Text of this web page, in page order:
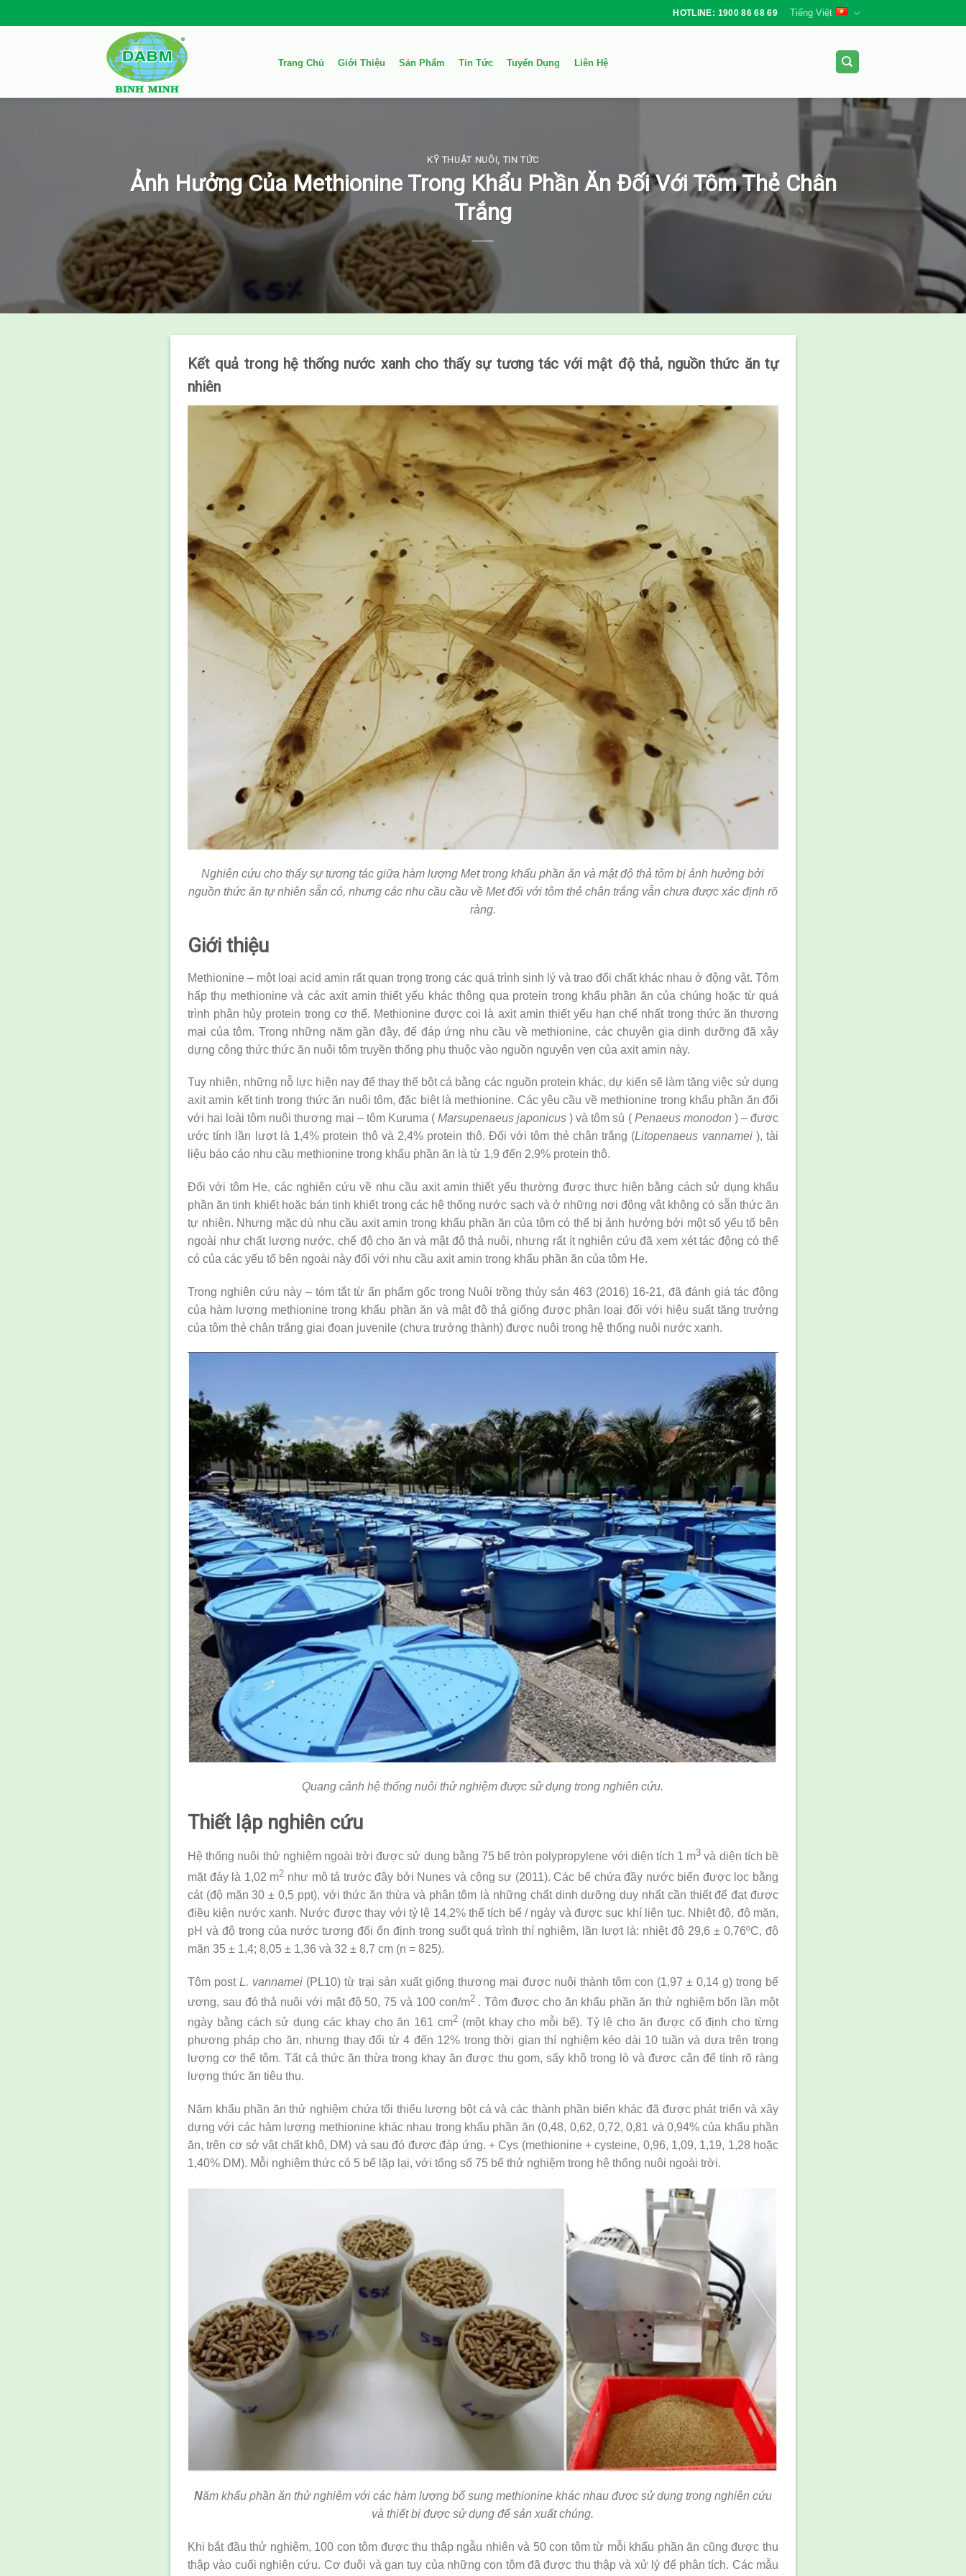
to
HOTLINE: 1900 86 68 69 Tiếng Việt
Trang Chủ Giới Thiệu Sản Phẩm Tin Tức Tuyển Dụng Liên Hệ
KỸ THUẬT NUÔI, TIN TỨC
Ảnh Hưởng Của Methionine Trong Khẩu Phần Ăn Đối Với Tôm Thẻ Chân
Trắng
Kết quả trong hệ thống nước xanh cho thấy sự tương tác với mật độ thả, nguồn thức ăn tự
nhiên
Nghiên cứu cho thấysự tương tác giữa hàm lượng Met trong khẩu phần ăn và mật độ thả tôm bị ảnh hưởng bởi
nguồn thức ăn tự nhiên sẵn có, nhưng cácnhu cầucầu về Met đối với tôm thẻ chân trắng vẫn chưa được xác định rõ
ràng.
Giới thiệu
Methionine – một loại acid amin rất quan trọng trong các quá trình sinh lý và trao đổi chất khác nhau ở động vật. Tôm
hấp thụ methionine và các axit amin thiết yếu khác thông qua protein trong khẩu phần ăn của chúng hoặc từ quá
trình phân hủy protein trong cơ thể. Methionine được coi là axit amin thiết yếu hạn chế nhất trong thức ăn thương
mại của tôm. Trong những năm gần đây, để đáp ứng nhu cầu về methionine, các chuyên gia dinh dưỡng đã xây
dựng công thức thức ăn nuôi tôm truyền thống phụ thuộc vào nguồn nguyên vẹn của axit amin này.
Tuy nhiên, những nỗ lực hiện nay để thay thế bột cá bằng các nguồn protein khác, dự kiến ​​sẽ làm tăng việc sử dụng
axit amin kết tinh trong thức ăn nuôi tôm, đặc biệt là methionine. Các yêu cầu về methionine trong khẩu phần ăn đối
với hai loài tôm nuôi thương mại – tôm Kuruma ( Marsupenaeus japonicus ) và tôm sú ( Penaeus monodon ) – được
ước tính lần lượt là 1,4% protein thô và 2,4% protein thô. Đối với tôm thẻ chân trắng (Litopenaeus vannamei), tài
liệu báo cáo nhu cầu methionine trong khẩu phần ăn là từ 1,9 đến 2,9% protein thô.
Đối với tôm He, các nghiên cứu về nhu cầu axit amin thiết yếu thường được thực hiện bằng cách sử dụng khẩu
phần ăn tinh khiết hoặc bán tinh khiết trong các hệ thống nước sạch và ở những nơi động vật không có sẵn thức ăn
tự nhiên. Nhưng mặc dù nhu cầu axit amin trong khẩu phần ăn của tôm có thể bị ảnh hưởng bởi một số yếu tố bên
ngoài như chất lượng nước, chế độ cho ăn và mật độ thả nuôi, nhưng rất ít nghiên cứu đã xem xét tác động có thể
có của các yếu tố bên ngoài này đối với nhu cầu axit amin trong khẩu phần ăn của tôm He.
Trong nghiên cứu này – tóm tắt từ ấn phẩm gốc trong Nuôi trồng thủy sản 463 (2016) 16-21, đã đánh giá tác động
của hàm lượng methionine trong khẩu phần ăn và mật độ thả giống được phân loại đối với hiệu suất tăng trưởng
của tôm thẻ chân trắng giai đoạn juvenile (chưa trưởng thành) được nuôi trong hệ thống nuôi nước xanh.
Quang cảnh hệ thống nuôi thử nghiệm được sử dụng trong nghiên cứu.
Thiếtlập nghiên cứu
Hệ thống nuôi thử nghiệm ngoài trời được sử dụng bằng 75 bể tròn polypropylene với diện tích 1 m3 và diện tích bề
mặt đáy là 1,02 m2 như mô tả trước đây bởi Nunes và cộng sự (2011). Các bể chứa đầy nước biển được lọc bằng
cát (độ mặn 30 ± 0,5 ppt), với thức ăn thừa và phân tôm là những chất dinh dưỡng duy nhất cần thiết để đạt được
điều kiện nước xanh. Nước được thay với tỷ lệ 14,2% thể tích bể / ngày và được sục khí liên tục. Nhiệt độ, độ mặn,
pH và độ trong của nước tương đối ổn định trong suốt quá trình thí nghiệm, lần lượt là: nhiệt độ 29,6 ± 0,76ºC, độ
mặn 35 ± 1,4; 8,05 ± 1,36 và 32 ± 8,7 cm (n = 825).
Tôm postL. vannamei (PL10) từ trại sản xuất giống thương mại được nuôi thành tôm con (1,97 ± 0,14 g) trong bể
ương, sau đó thả nuôi với mật độ 50, 75 và 100 con/m2. Tôm được cho ăn khẩu phần ăn thử nghiệm bốn lần một
ngày bằng cách sử dụng các khay cho ăn 161 cm2(một khay cho mỗi bể). Tỷ lệ cho ăn được cố định cho từng
phương pháp cho ăn, nhưng thay đổi từ 4 đến 12% trong thời gian thí nghiệm kéo dài 10 tuần và dựa trên trọng
lượng cơ thể tôm. Tất cả thức ăn thừa trong khay ăn được thu gom, sấy khô trong lò và được cân để tính rõ ràng
lượng thức ăn tiêu thụ.
Năm khẩu phần ăn thử nghiệm chứa tối thiểu lượng bột cá và các thành phần biển khác đã được phát triển và xây
dựng với các hàm lượng methionine khác nhau trong khẩu phần ăn (0,48, 0,62, 0,72, 0,81 và 0,94% của khẩu phần
ăn, trên cơ sở vật chất khô, DM) và sau đó được đáp ứng. + Cys (methionine + cysteine, 0,96, 1,09, 1,19, 1,28 hoặc
1,40% DM). Mỗi nghiệm thức có 5 bể lặp lại, với tổng số 75 bể thử nghiệm trong hệ thống nuôi ngoài trời.
Năm khẩu phần ăn thử nghiệm với các hàm lượng bổ sung methionine khác nhau được sử dụng trong nghiên cứu
và thiết bị được sử dụng để sản xuất chúng.
Khi bắt đầu thử nghiệm, 100 con tôm được thu thập ngẫu nhiên và 50 con tôm từ mỗi khẩu phần ăn cũng được thu
thập vào cuối nghiên cứu. Cơ đuôi và gan tụy của những con tôm đã được thu thập và xử lý để phân tích. Các mẫu